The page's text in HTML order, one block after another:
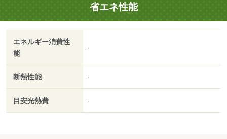
省エネ性能
エネルギー消費性
能
-
断熱性能 -
目安光熱費 -